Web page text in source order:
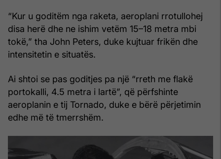
“Kur u goditëm nga raketa, aeroplani rrotullohej
disa herë dhe ne ishim vetëm 15–18 metra mbi
tokë,” tha John Peters, duke kujtuar frikën dhe
intensitetin e situatës.
Ai shtoi se pas goditjes pa një “rreth me flakë
portokalli, 4.5 metra i lartë”, që përfshinte
aeroplanin e tij Tornado, duke e bërë përjetimin
edhe më të tmerrshëm.